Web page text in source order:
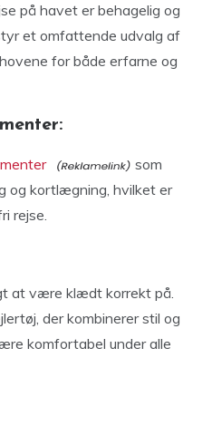
på havet er behagelig og
et omfattende udvalg af
for både erfarne og
som
og kortlægning, hvilket er
rejse.
at være klædt korrekt på.
der kombinerer stil og
komfortabel under alle